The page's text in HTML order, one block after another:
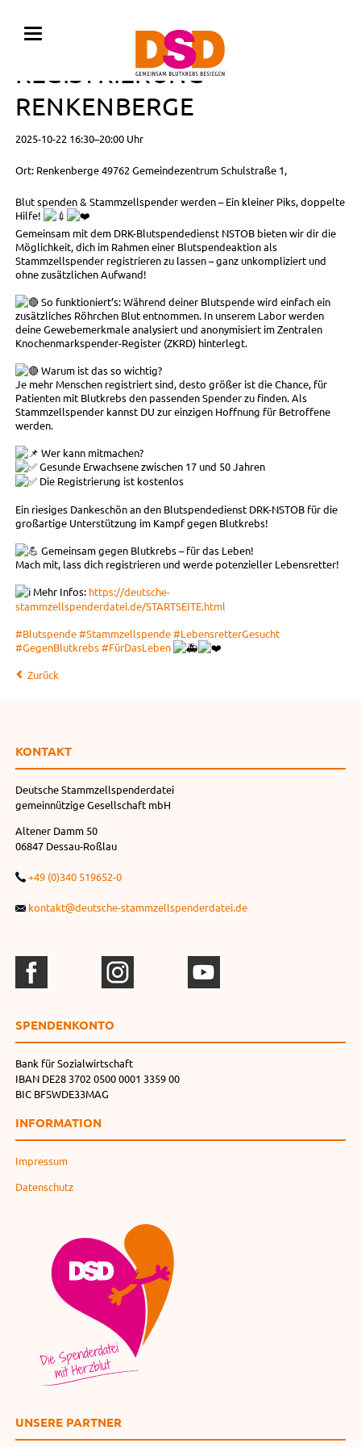
BLUTSPENDE MIT
REGISTRIERUNG •
RENKENBERGE
2025-10-22 16:30–20:00 Uhr
Ort: Renkenberge 49762 Gemeindezentrum Schulstraße 1,
Blut spenden & Stammzellspender werden – Ein kleiner Piks, doppelte
Hilfe!
Gemeinsam mit dem DRK-Blutspendedienst NSTOB bieten wir dir die
Möglichkeit, dich im Rahmen einer Blutspendeaktion als
Stammzellspender registrieren zu lassen – ganz unkompliziert und
ohne zusätzlichen Aufwand!
So funktioniert’s: Während deiner Blutspende wird einfach ein
zusätzliches Röhrchen Blut entnommen. In unserem Labor werden
deine Gewebemerkmale analysiert und anonymisiert im Zentralen
Knochenmarkspender-Register (ZKRD) hinterlegt.
Warum ist das so wichtig?
Je mehr Menschen registriert sind, desto größer ist die Chance, für
Patienten mit Blutkrebs den passenden Spender zu finden. Als
Stammzellspender kannst DU zur einzigen Hoffnung für Betroffene
werden.
Wer kann mitmachen?
Gesunde Erwachsene zwischen 17 und 50 Jahren
Die Registrierung ist kostenlos
Ein riesiges Dankeschön an den Blutspendedienst DRK-NSTOB für die
großartige Unterstützung im Kampf gegen Blutkrebs!
Gemeinsam gegen Blutkrebs – für das Leben!
Mach mit, lass dich registrieren und werde potenzieller Lebensretter!
Mehr Infos: https://deutsche-
stammzellspenderdatei.de/STARTSEITE.html
#Blutspende#Stammzellspende#LebensretterGesucht
#GegenBlutkrebs#FürDasLeben
Zurück
KONTAKT
Deutsche Stammzellspenderdatei
gemeinnützige Gesellschaft mbH
Altener Damm 50
06847 Dessau-Roßlau
+49 (0)340 519652-0
kontakt@deutsche-stammzellspenderdatei.de
SPENDEN­KONTO
Bank für Sozialwirtschaft
IBAN DE28 3702 0500 0001 3359 00
BIC BFSWDE33MAG
INFORMATION
Impressum
Datenschutz
UNSERE PARTNER